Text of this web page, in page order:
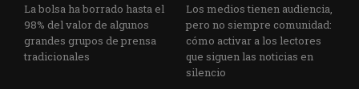
La bolsa ha borrado hasta el
98% del valor de algunos
grandes grupos de prensa
tradicionales
Los medios tienen audiencia,
pero no siempre comunidad:
cómo activar a los lectores
que siguen las noticias en
silencio